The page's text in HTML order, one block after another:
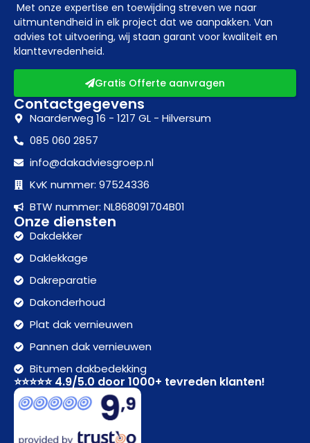
Met onze expertise en toewijding streven we naar
uitmuntendheid in elk project dat we aanpakken. Van
advies tot uitvoering, wij staan garant voor kwaliteit en
klanttevredenheid.
Gratis Offerte aanvragen
Contactgegevens
Naarderweg 16 - 1217 GL - Hilversum
085 060 2857
info@dakadviesgroep.nl
KvK nummer: 97524336
BTW nummer: NL868091704B01
Onze diensten
Dakdekker
Daklekkage
Dakreparatie
Dakonderhoud
Plat dak vernieuwen
Pannen dak vernieuwen
Bitumen dakbedekking
⭐⭐⭐⭐⭐ 4.9/5.0 door 1000+ tevreden klanten!